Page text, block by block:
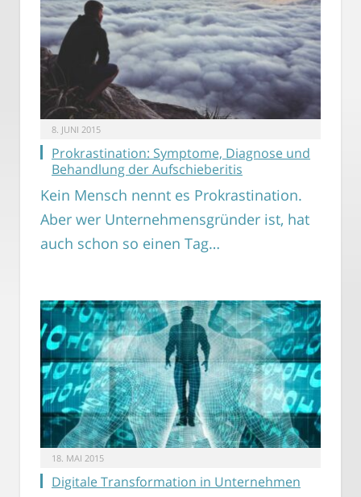
8. JUNI 2015
Prokrastination: Symptome, Diagnose und
Behandlung der Aufschieberitis
Kein Mensch nennt es Prokrastination.
Aber wer Unternehmensgründer ist, hat
auch schon so einen Tag…
18. MAI 2015
Digitale Transformation in Unternehmen